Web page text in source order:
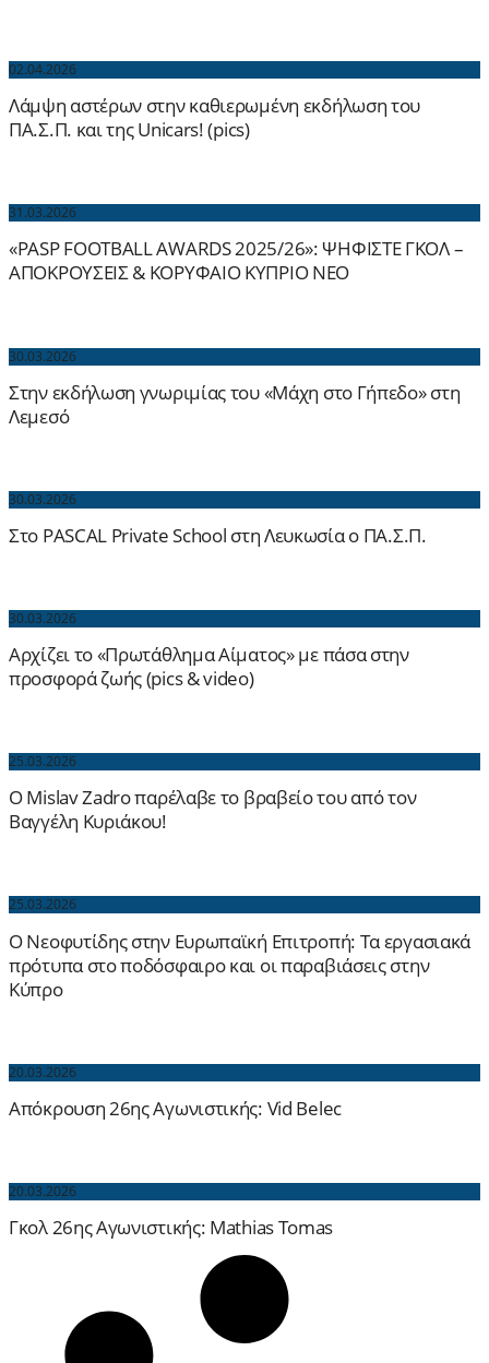
02.04.2026
Λάμψη αστέρων στην καθιερωμένη εκδήλωση του
ΠΑ.Σ.Π. και της Unicars! (pics)
31.03.2026
«PASP FOOTBALL AWARDS 2025/26»: ΨΗΦΙΣΤΕ ΓΚΟΛ –
ΑΠΟΚΡΟΥΣΕΙΣ & ΚΟΡΥΦΑΙΟ ΚΥΠΡΙΟ ΝΕΟ
30.03.2026
Στην εκδήλωση γνωριμίας του «Μάχη στο Γήπεδο» στη
Λεμεσό
30.03.2026
Στο PASCAL Private School στη Λευκωσία ο ΠΑ.Σ.Π.
30.03.2026
Αρχίζει το «Πρωτάθλημα Αίματος» με πάσα στην
προσφορά ζωής (pics & video)
25.03.2026
Ο Mislav Zadro παρέλαβε το βραβείο του από τον
Βαγγέλη Κυριάκου!
25.03.2026
Ο Νεοφυτίδης στην Ευρωπαϊκή Επιτροπή: Τα εργασιακά
πρότυπα στο ποδόσφαιρο και οι παραβιάσεις στην
Κύπρο
20.03.2026
Απόκρουση 26ης Αγωνιστικής: Vid Belec
20.03.2026
Γκολ 26ης Αγωνιστικής: Mathias Tomas